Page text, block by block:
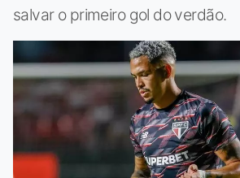
salvar o primeiro gol do verdão.